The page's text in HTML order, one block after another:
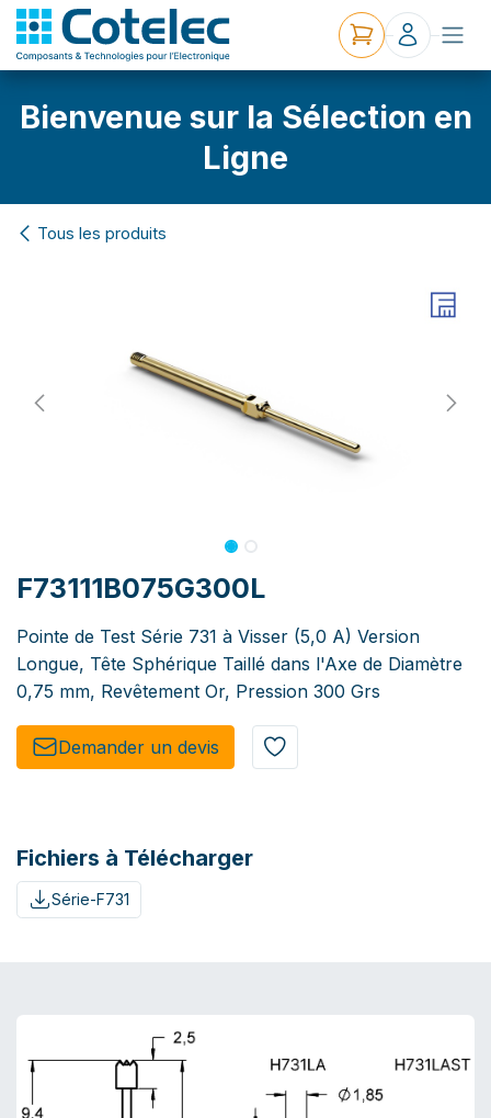
Bienvenue sur la Sélection en
Ligne
Tous les produits
F73111B075G300L
Pointe de Test Série 731 à Visser (5,0 A) Version
Longue, Tête Sphérique Taillé dans l'Axe de Diamètre
0,75 mm, Revêtement Or, Pression 300 Grs
Demander un de​​vis​​
Fichiers à Télécharger
Série-F731